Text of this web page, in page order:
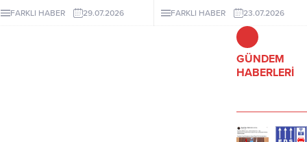
çünkü artık dünyanın en özel
yörelerinden gelen çekirdekler
FARKLI HABER 29.07.2026
başka bir adrese götürülmesi gibi
görünse de kurumsal işletmeler
için bundan çok daha geniş bir
FARKLI HABER 23.07.2026
GÜNDEM
HABERLERİ